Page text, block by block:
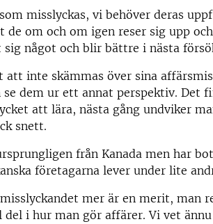
misslyckas, vi behöver deras
de om och om igen reser sig upp
något och blir bättre i nästa
inte skämmas över sina
dem ur ett annat perspektiv. Det
att lära, nästa gång undviker
snett.
från Kanada men har
företagarna lever under lite
mer är en merit, man
i hur man gör affärer. Vi vet